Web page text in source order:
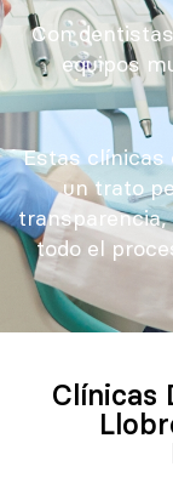
Con
equipos
Estas clínicas
un trato
transparencia,
todo el
Clínicas